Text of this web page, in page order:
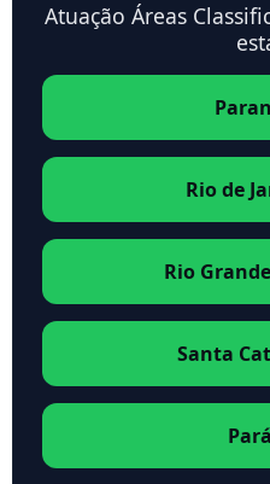
Atuação Áreas
Rio de
Rio
Santa